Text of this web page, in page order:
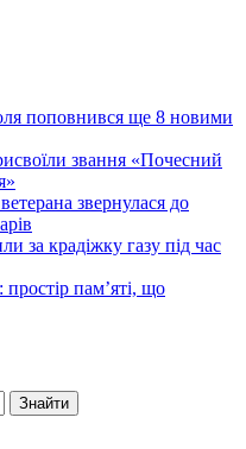
поповнився ще 8 новими
звання «Почесний
звернулася до
за крадіжку газу під час
пам’яті, що
Знайти